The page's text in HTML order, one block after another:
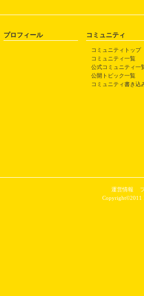
プロフィール コミュニティ
コミュニティトップ
コミュニティ一覧
公式コミュニティ一
公開トピック一覧
コミュニティ書き込
運営情報
Copyright©2011